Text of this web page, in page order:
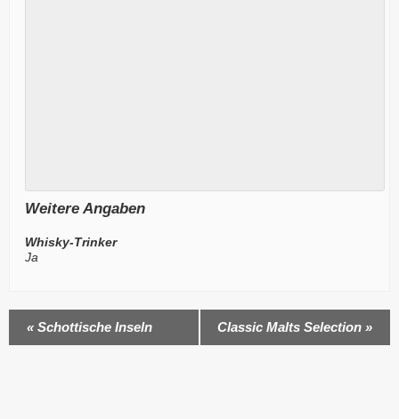
Weitere Angaben
Whisky-Trinker
Ja
Veranstaltung
« Schottische Inseln Classic Malts Selection »